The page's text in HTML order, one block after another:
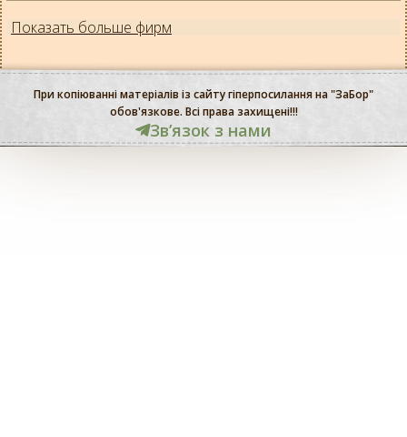
Показать больше фирм
При копіюванні матеріалів із сайту гіперпосилання на "ЗаБор"
обов'язкове. Всі права захищені!!!
Звʼязок з нами